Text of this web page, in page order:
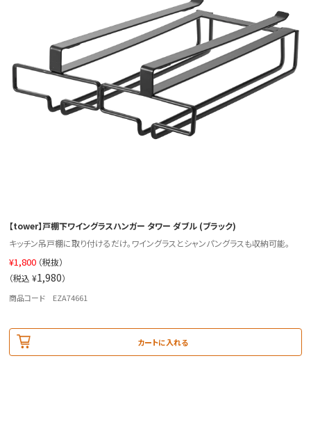
【tower】戸棚下ワイングラスハンガー タワー ダブル (ブラック)
キッチン吊戸棚に取り付けるだけ。ワイングラスとシャンパングラスも収納可能。
¥1,800 （税抜）
（税込 ¥1,980）
商品コード EZA74661
カートに入れる